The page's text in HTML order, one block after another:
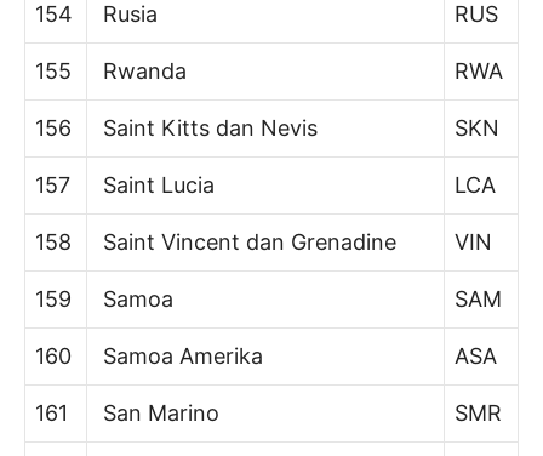
154 Rusia RUS
155 Rwanda RWA
156 Saint Kitts dan Nevis SKN
157 Saint Lucia LCA
158 Saint Vincent dan Grenadine VIN
159 Samoa SAM
160 Samoa Amerika ASA
161 San Marino SMR